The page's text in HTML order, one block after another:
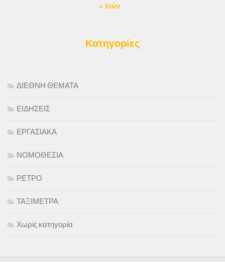
« Ιούν
Κατηγορίες
ΔΙΕΘΝΗ ΘΕΜΑΤΑ
ΕΙΔΗΣΕΙΣ
ΕΡΓΑΣΙΑΚΑ
ΝΟΜΟΘΕΣΙΑ
ΡΕΤΡΟ
ΤΑΞΙΜΕΤΡΑ
Χωρίς κατηγορία